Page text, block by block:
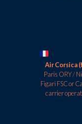
Air Corsica
Paris ORY /
Figari FSC or
carrier